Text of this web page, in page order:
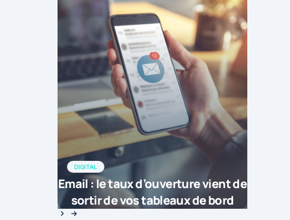
DIGITAL
Email : le taux d’ouverture vient de
sortir de vos tableaux de bord